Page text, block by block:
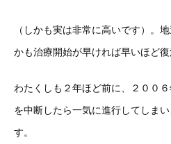
（しかも実は非常に高いです）。
かも治療開始が早ければ早いほど復
わたくしも２年ほど前に、２００
を中断したら一気に進行してしま
す。